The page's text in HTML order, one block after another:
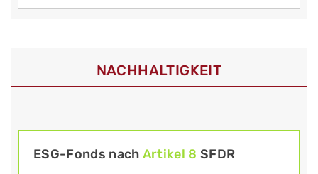
NACHHALTIGKEIT
ESG-Fonds nach Artikel 8 SFDR